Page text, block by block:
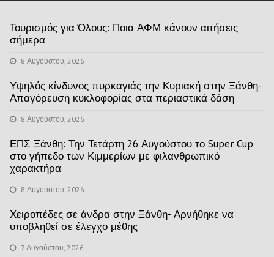
Τουρισμός για Όλους: Ποια ΑΦΜ κάνουν αιτήσεις
σήμερα
8 Αυγούστου, 2026
Υψηλός κίνδυνος πυρκαγιάς την Κυριακή στην Ξάνθη-
Απαγόρευση κυκλοφορίας στα περιαστικά δάση
8 Αυγούστου, 2026
ΕΠΣ Ξάνθη: Την Τετάρτη 26 Αυγούστου το Super Cup
στο γήπεδο των Κιμμερίων με φιλανθρωπικό
χαρακτήρα
8 Αυγούστου, 2026
Χειροπέδες σε άνδρα στην Ξάνθη- Αρνήθηκε να
υποβληθεί σε έλεγχο μέθης
7 Αυγούστου, 2026